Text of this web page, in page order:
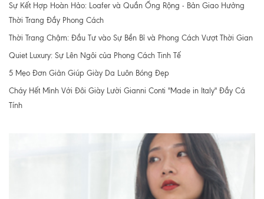
Sự Kết Hợp Hoàn Hảo: Loafer và Quần Ống Rộng - Bản Giao Hưởng
Thời Trang Đầy Phong Cách
Thời Trang Chậm: Đầu Tư vào Sự Bền Bỉ và Phong Cách Vượt Thời Gian
Quiet Luxury: Sự Lên Ngôi của Phong Cách Tinh Tế
5 Mẹo Đơn Giản Giúp Giày Da Luôn Bóng Đẹp
Cháy Hết Mình Với Đôi Giày Lười Gianni Conti "Made in Italy" Đầy Cá
Tính